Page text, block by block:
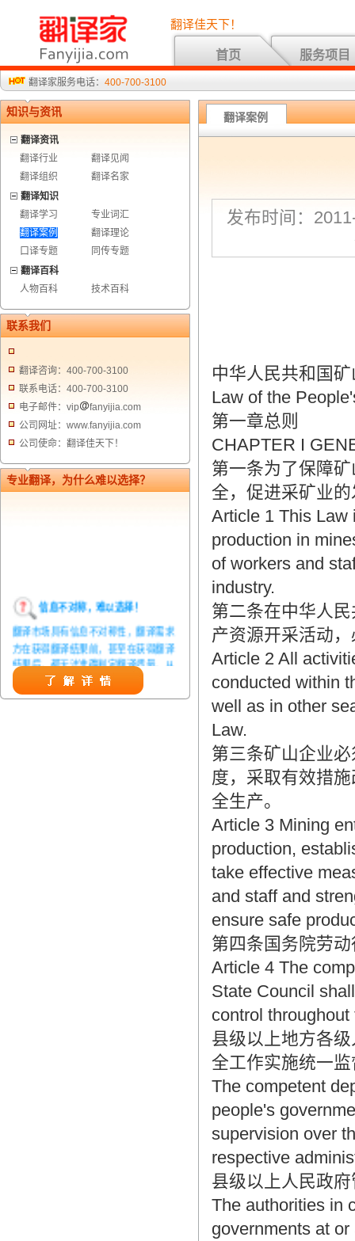
翻译佳天下！
首页 服务项目
翻译家服务电话： 400-700-3100
知识与资讯
翻译资讯
翻译行业
翻译见闻
翻译组织
翻译名家
翻译知识
翻译学习
专业词汇
翻译案例
翻译理论
口译专题
同传专题
翻译百科
人物百科
技术百科
联系我们
翻译咨询：400-700-3100
联系电话：400-700-3100
电子邮件：vip
fanyijia.com
公司网址：www.fanyijia.com
公司使命：翻译佳天下！
专业翻译，为什么难以选择？
翻译市场具有信息不对称性，翻译需求
方在获得翻译结果前，甚至在获得翻译
结果后，都无法准确判定翻译质量。从
而给劣质翻译者提供了一定生存条件，
造成翻译市场鱼龙混杂，难以选择。
翻译案例
发布时间：
中华人民共和国
Law of the
第一章总则
CHAPTER I
第一条为了保障
全，促进采矿业
Article 1 This Law
production in
of workers and
industry.
第二条在中华人
产资源开采活动
Article 2 All
conducted within
well as in other
Law.
第三条矿山企业
度，采取有效措
全生产。
Article 3 Mining
production,
take effective
and staff and
ensure safe
第四条国务院劳
Article 4 The
State Council
control throughout
县级以上地方各
全工作实施统一
The competent
people's
supervision over
respective
县级以上人民政
The authorities in
governments at